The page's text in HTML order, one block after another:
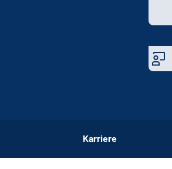
Karriere